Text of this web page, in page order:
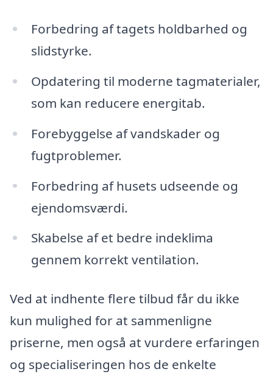
Forbedring af tagets holdbarhed og
slidstyrke.
Opdatering til moderne tagmaterialer,
som kan reducere energitab.
Forebyggelse af vandskader og
fugtproblemer.
Forbedring af husets udseende og
ejendomsværdi.
Skabelse af et bedre indeklima
gennem korrekt ventilation.
Ved at indhente flere tilbud får du ikke
kun mulighed for at sammenligne
priserne, men også at vurdere erfaringen
og specialiseringen hos de enkelte